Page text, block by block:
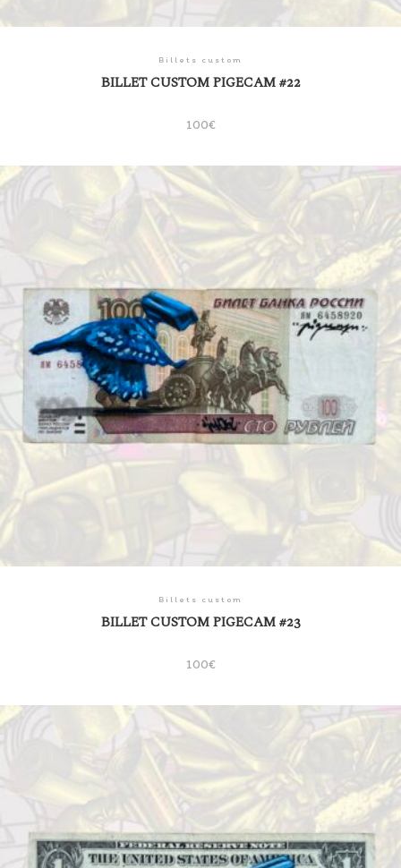
Billets custom
BILLET CUSTOM PIGECAM #22
100€
Billets custom
BILLET CUSTOM PIGECAM #23
100€